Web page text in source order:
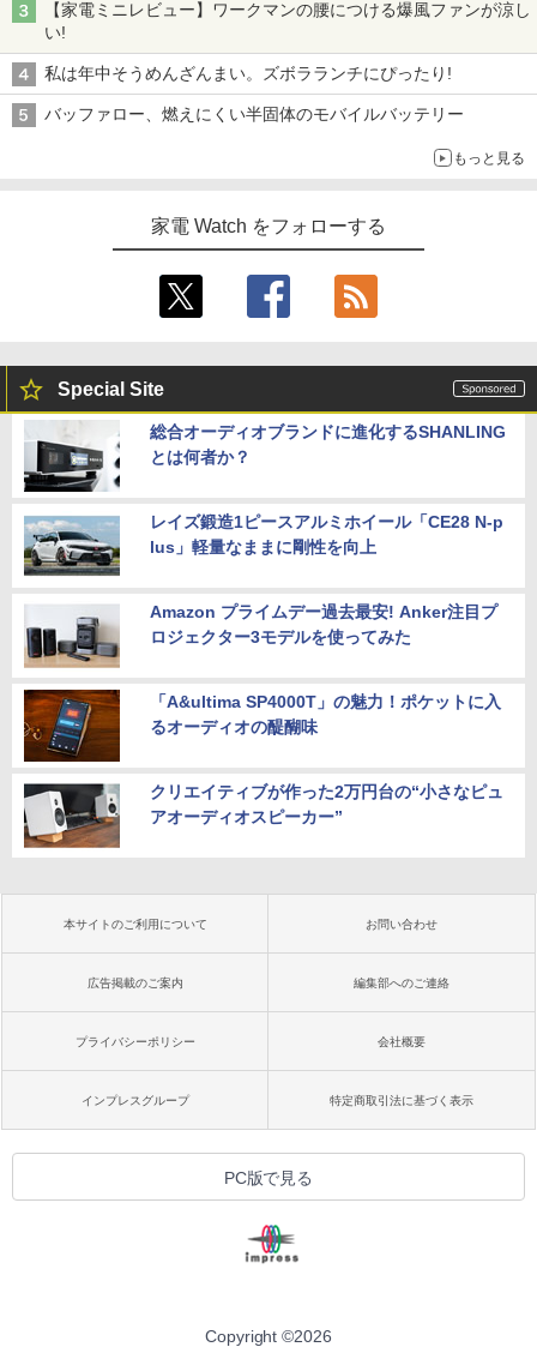
【家電ミニレビュー】ワークマンの腰につける爆風ファンが涼し
い!
私は年中そうめんざんまい。ズボラランチにぴったり!
バッファロー、燃えにくい半固体のモバイルバッテリー
もっと見る
家電 Watch をフォローする
Special Site
総合オーディオブランドに進化するSHANLING
とは何者か？
レイズ鍛造1ピースアルミホイール「CE28 N-p
lus」軽量なままに剛性を向上
Amazon プライムデー過去最安! Anker注目プ
ロジェクター3モデルを使ってみた
「A&ultima SP4000T」の魅力！ポケットに入
るオーディオの醍醐味
クリエイティブが作った2万円台の“小さなピュ
アオーディオスピーカー”
本サイトのご利用について お問い合わせ
広告掲載のご案内 編集部へのご連絡
プライバシーポリシー 会社概要
インプレスグループ 特定商取引法に基づく表示
PC版で見る
Copyright ©2026